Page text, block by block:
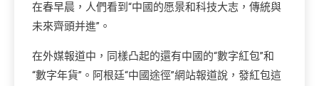
在春早晨，人們看到“中國的愿景和科技大志，傳統與
未來齊頭并進”。
在外媒報道中，同樣凸起的還有中國的“數字紅包”和
“數字年貨”。阿根廷“中國途徑”網站報道說，發紅包這